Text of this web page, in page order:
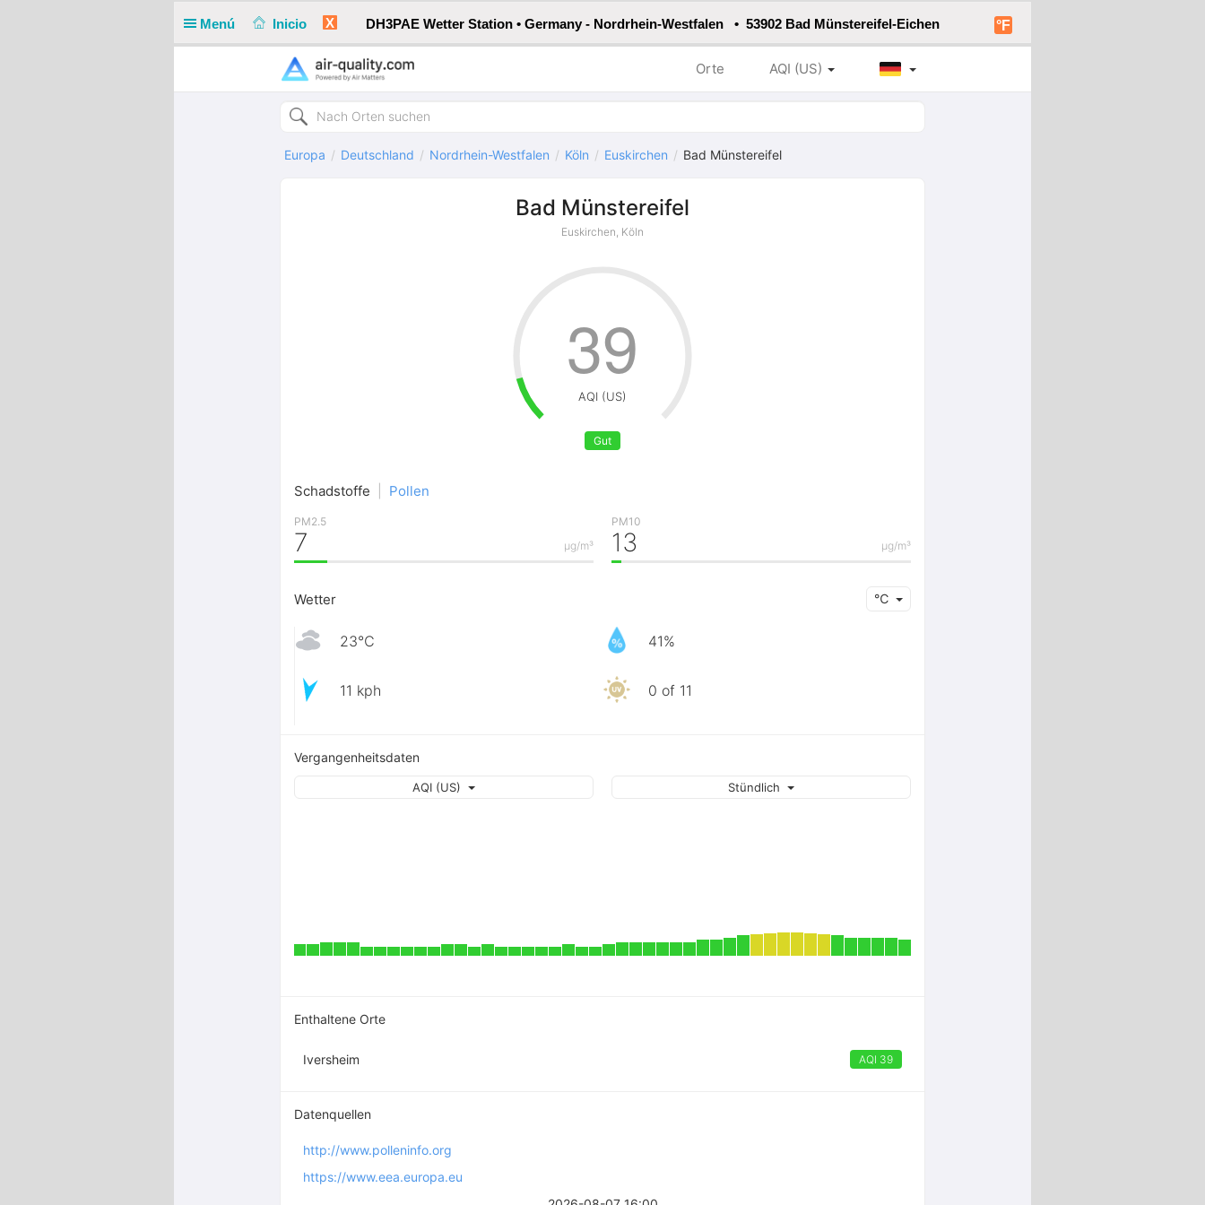
Menú Inicio X °F
DH3PAE Wetter Station • Germany - Nordrhein-Westfalen • 53902 Bad Münstereifel-Eichen